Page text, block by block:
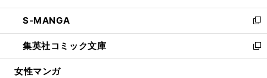
開
く
ウ
で
開
く
ン
ド
ウ
で
開
ウ
ィ
ン
ド
ウ
し
い
ウ
ィ
ン
S-MANGA
新
し
い
ウ
集英社コミック文庫
新
し
女性マンガ